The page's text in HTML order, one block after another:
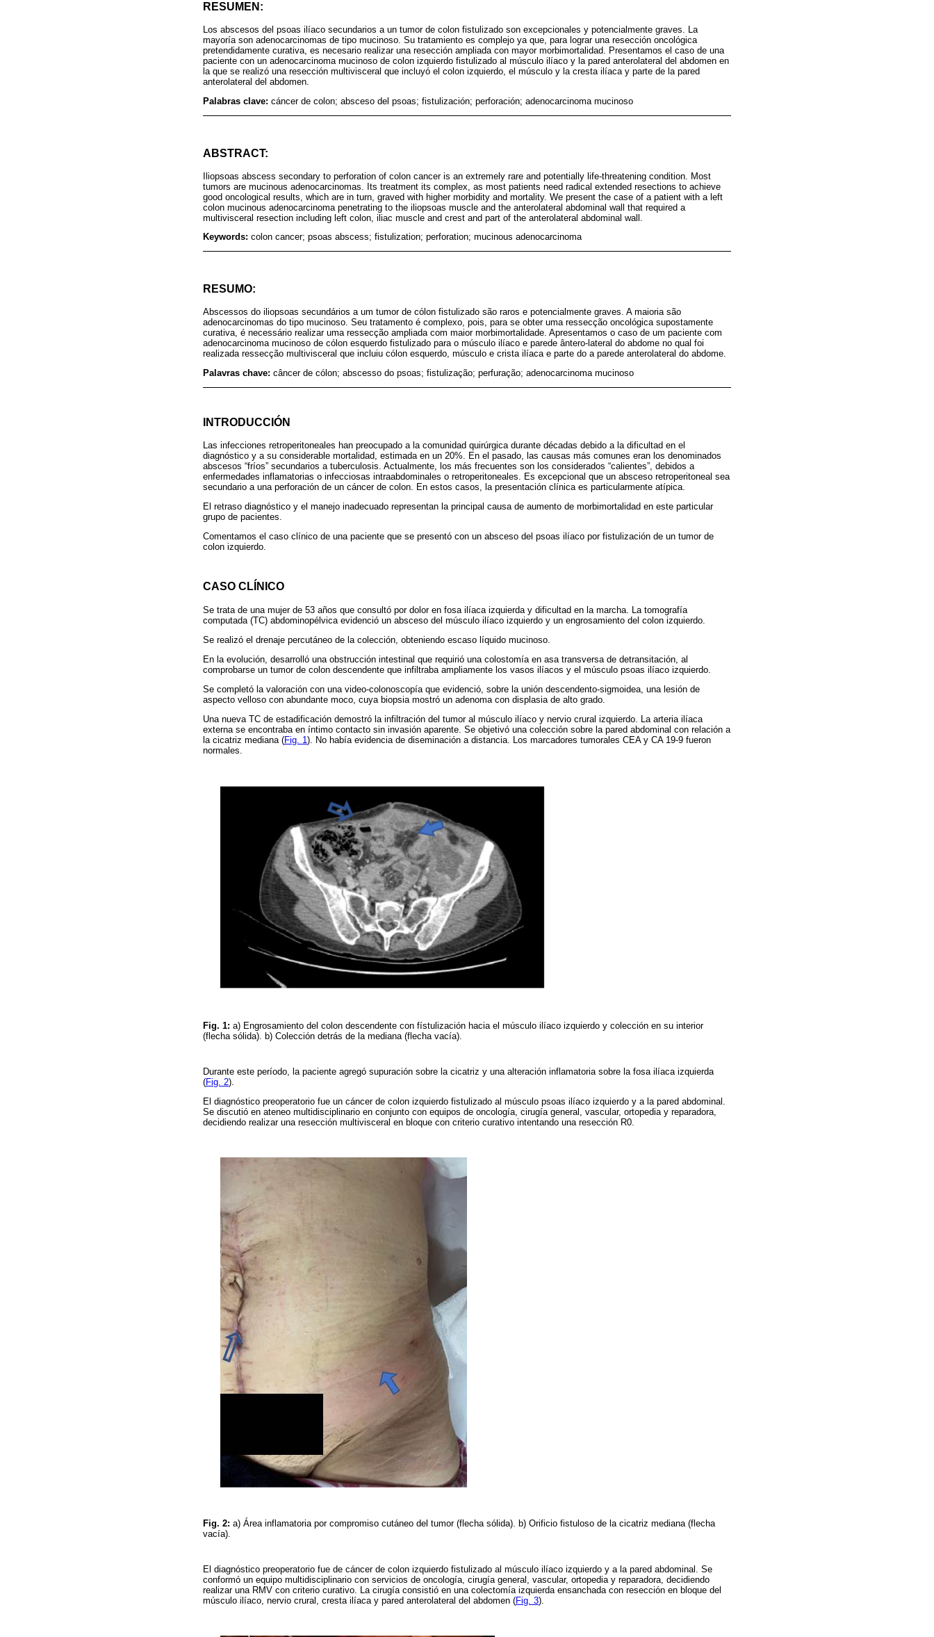
RESUMEN:
Los abscesos del psoas ilíaco secundarios a un tumor de colon fistulizado son excepcionales y potencialmente graves. La
mayoría son adenocarcinomas de tipo mucinoso. Su tratamiento es complejo ya que, para lograr una resección oncológica
pretendidamente curativa, es necesario realizar una resección ampliada con mayor morbimortalidad. Presentamos el caso de una
paciente con un adenocarcinoma mucinoso de colon izquierdo fistulizado al músculo ilíaco y la pared anterolateral del abdomen en
la que se realizó una resección multivisceral que incluyó el colon izquierdo, el músculo y la cresta ilíaca y parte de la pared
anterolateral del abdomen.
Palabras clave: cáncer de colon; absceso del psoas; fistulización; perforación; adenocarcinoma mucinoso
ABSTRACT:
Iliopsoas abscess secondary to perforation of colon cancer is an extremely rare and potentially life-threatening condition. Most
tumors are mucinous adenocarcinomas. Its treatment its complex, as most patients need radical extended resections to achieve
good oncological results, which are in turn, graved with higher morbidity and mortality. We present the case of a patient with a left
colon mucinous adenocarcinoma penetrating to the iliopsoas muscle and the anterolateral abdominal wall that required a
multivisceral resection including left colon, iliac muscle and crest and part of the anterolateral abdominal wall.
Keywords: colon cancer; psoas abscess; fistulization; perforation; mucinous adenocarcinoma
RESUMO:
Abscessos do iliopsoas secundários a um tumor de cólon fistulizado são raros e potencialmente graves. A maioria são
adenocarcinomas do tipo mucinoso. Seu tratamento é complexo, pois, para se obter uma ressecção oncológica supostamente
curativa, é necessário realizar uma ressecção ampliada com maior morbimortalidade. Apresentamos o caso de um paciente com
adenocarcinoma mucinoso de cólon esquerdo fistulizado para o músculo ilíaco e parede ântero-lateral do abdome no qual foi
realizada ressecção multivisceral que incluiu cólon esquerdo, músculo e crista ilíaca e parte do a parede anterolateral do abdome.
Palavras chave: câncer de cólon; abscesso do psoas; fistulização; perfuração; adenocarcinoma mucinoso
INTRODUCCIÓN
Las infecciones retroperitoneales han preocupado a la comunidad quirúrgica durante décadas debido a la dificultad en el
diagnóstico y a su considerable mortalidad, estimada en un 20%. En el pasado, las causas más comunes eran los denominados
abscesos “fríos” secundarios a tuberculosis. Actualmente, los más frecuentes son los considerados “calientes”, debidos a
enfermedades inflamatorias o infecciosas intraabdominales o retroperitoneales. Es excepcional que un absceso retroperitoneal sea
secundario a una perforación de un cáncer de colon. En estos casos, la presentación clínica es particularmente atípica.
El retraso diagnóstico y el manejo inadecuado representan la principal causa de aumento de morbimortalidad en este particular
grupo de pacientes.
Comentamos el caso clínico de una paciente que se presentó con un absceso del psoas ilíaco por fistulización de un tumor de
colon izquierdo.
CASO CLÍNICO
Se trata de una mujer de 53 años que consultó por dolor en fosa ilíaca izquierda y dificultad en la marcha. La tomografía
computada (TC) abdominopélvica evidenció un absceso del músculo ilíaco izquierdo y un engrosamiento del colon izquierdo.
Se realizó el drenaje percutáneo de la colección, obteniendo escaso líquido mucinoso.
En la evolución, desarrolló una obstrucción intestinal que requirió una colostomía en asa transversa de detransitación, al
comprobarse un tumor de colon descendente que infiltraba ampliamente los vasos ilíacos y el músculo psoas ilíaco izquierdo.
Se completó la valoración con una video-colonoscopía que evidenció, sobre la unión descendento-sigmoidea, una lesión de
aspecto velloso con abundante moco, cuya biopsia mostró un adenoma con displasia de alto grado.
Una nueva TC de estadificación demostró la infiltración del tumor al músculo ilíaco y nervio crural izquierdo. La arteria ilíaca
externa se encontraba en íntimo contacto sin invasión aparente. Se objetivó una colección sobre la pared abdominal con relación a
la cicatriz mediana (Fig. 1). No había evidencia de diseminación a distancia. Los marcadores tumorales CEA y CA 19-9 fueron
normales.
Fig. 1: a) Engrosamiento del colon descendente con fístulización hacia el músculo ilíaco izquierdo y colección en su interior
(flecha sólida). b) Colección detrás de la mediana (flecha vacía).
Durante este período, la paciente agregó supuración sobre la cicatriz y una alteración inflamatoria sobre la fosa ilíaca izquierda
(Fig. 2).
El diagnóstico preoperatorio fue un cáncer de colon izquierdo fistulizado al músculo psoas ilíaco izquierdo y a la pared abdominal.
Se discutió en ateneo multidisciplinario en conjunto con equipos de oncología, cirugía general, vascular, ortopedia y reparadora,
decidiendo realizar una resección multivisceral en bloque con criterio curativo intentando una resección R0.
Fig. 2: a) Área inflamatoria por compromiso cutáneo del tumor (flecha sólida). b) Orificio fistuloso de la cicatriz mediana (flecha
vacía).
El diagnóstico preoperatorio fue de cáncer de colon izquierdo fistulizado al músculo ilíaco izquierdo y a la pared abdominal. Se
conformó un equipo multidisciplinario con servicios de oncología, cirugía general, vascular, ortopedia y reparadora, decidiendo
realizar una RMV con criterio curativo. La cirugía consistió en una colectomía izquierda ensanchada con resección en bloque del
músculo ilíaco, nervio crural, cresta ilíaca y pared anterolateral del abdomen (Fig. 3).